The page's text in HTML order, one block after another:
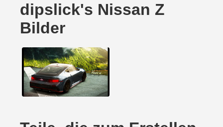
dipslick's Nissan Z
Bilder